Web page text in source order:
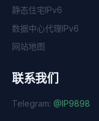
静态住宅IPv6
数据中心代理IPv6
网站地图
联系我们
Telegram: @IP9898